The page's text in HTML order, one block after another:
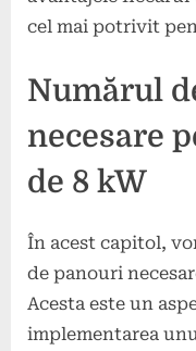
cel mai potrivit
Numărul
necesare
de 8 kW
În acest capitol,
de panouri
Acesta este un
implementarea